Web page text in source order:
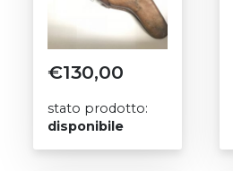
€130,00
stato prodotto:
disponibile